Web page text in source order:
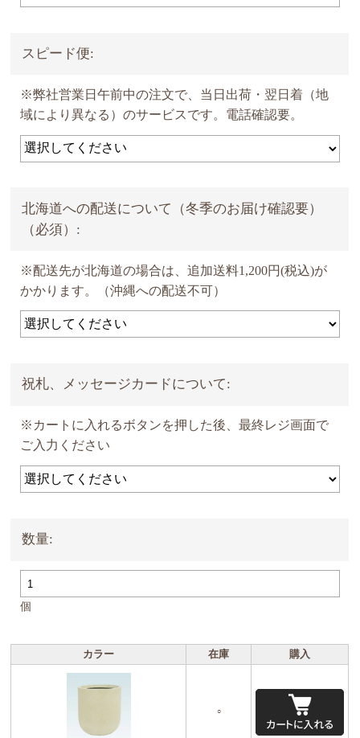
スピード便:
※弊社営業日午前中の注文で、当日出荷・翌日着（地
域により異なる）のサービスです。電話確認要。
北海道への配送について（冬季のお届け確認要）
（必須）:
※配送先が北海道の場合は、追加送料1,200円(税込)が
かかります。（沖縄への配送不可）
祝札、メッセージカードについて:
※カートに入れるボタンを押した後、最終レジ画面で
ご入力ください
数量:
個
カラー 在庫 購入
○